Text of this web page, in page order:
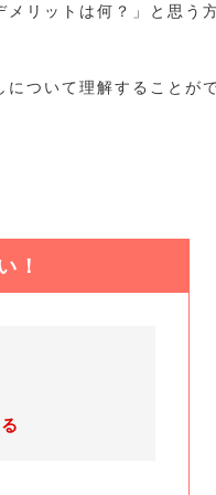
リットは何？」と思う
ついて理解することが
！